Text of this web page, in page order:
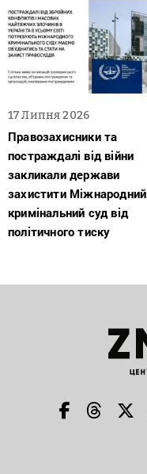
17 Липня 2026
Правозахисники та
постраждалі від війни
закликали держави
захистити Міжнародний
кримінальний суд від
політичного тиску